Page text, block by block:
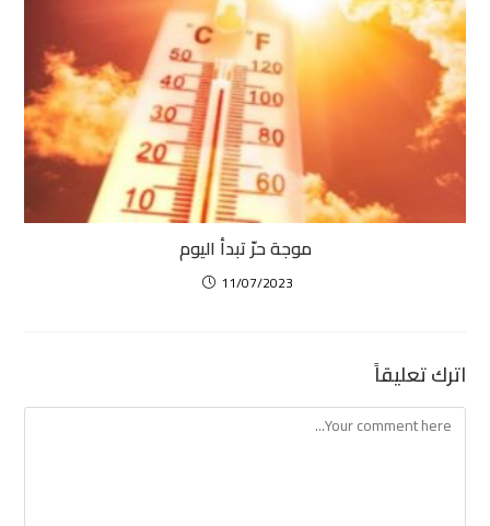
موجة حرّ تبدأ اليوم
11/07/2023
اترك تعليقاً